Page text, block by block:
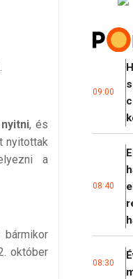
, és
nyitottak
a
október
09:00
08:40
08:30